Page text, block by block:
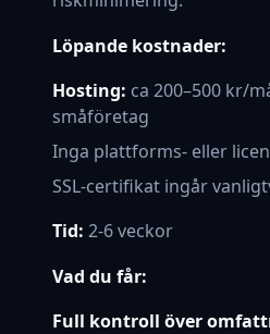
Löpande kostnader:
Hosting: ca 200–500 kr/
småföretag
Inga plattforms- eller
SSL-certifikat ingår
Tid: 2-6 veckor
Vad du får:
Full kontroll över